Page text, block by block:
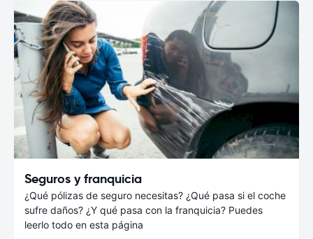
Seguros y franquicia
¿Qué pólizas de seguro necesitas? ¿Qué pasa si el coche
sufre daños? ¿Y qué pasa con la franquicia? Puedes
leerlo todo en esta página